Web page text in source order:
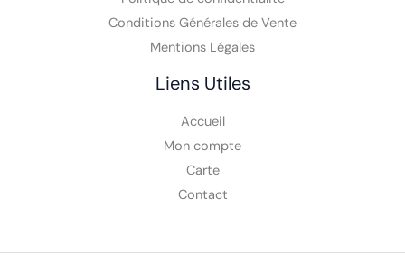
A Propos
Politique de confidentialité
Conditions Générales de Vente
Liens Utiles
Accueil
Mon compte